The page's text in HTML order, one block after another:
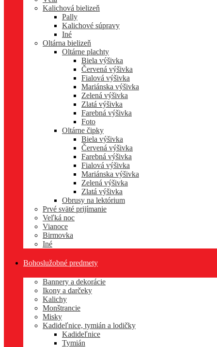
Kalichová bielizeň
Pally
Kalichové súpravy
Iné
Oltárna bielizeň
Oltárne plachty
Biela výšivka
Červená výšivka
Fialová výšivka
Mariánska výšivka
Zelená výšivka
Zlatá výšivka
Farebná výšivka
Foto
Oltárne čipky
Biela výšivka
Červená výšivka
Farebná výšivka
Fialová výšivka
Mariánska výšivka
Zelená výšivka
Zlatá výšivka
Obrusy na lektórium
Prvé sväté prijímanie
Veľká noc
Vianoce
Birmovka
Iné
Bohoslužobné predmety
Bannery a dekorácie
Ikony a darčeky
Kalichy
Monštrancie
Misky
Kadideľnice, tymián a lodičky
Kadideľnice
Tymián